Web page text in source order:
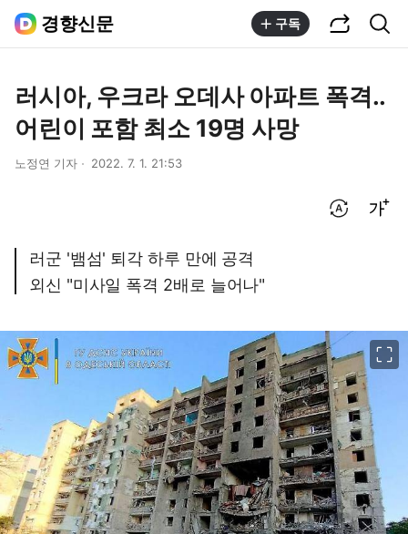
경향신문 구독
러시아, 우크라 오데사 아파트 폭격..
어린이 포함 최소 19명 사망
노정연 기자 2022. 7. 1. 21:53
러군 '뱀섬' 퇴각 하루 만에 공격
외신 "미사일 폭격 2배로 늘어나"